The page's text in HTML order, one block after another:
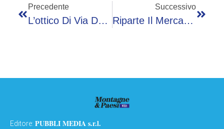
Precedente
L’ottico Di Via Del Babuino Che Ricevette La Visita Di Francesco: “E’ Come Perdere Un Secondo Padre”
Successivo
Riparte Il Mercato Agricolo Di Campagna Amica
Editore: PUBBLI MEDIA s.r.l.